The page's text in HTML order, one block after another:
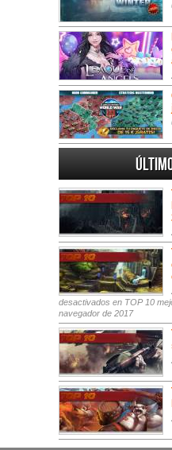
desactivados en TOP 10
navegador de 2017